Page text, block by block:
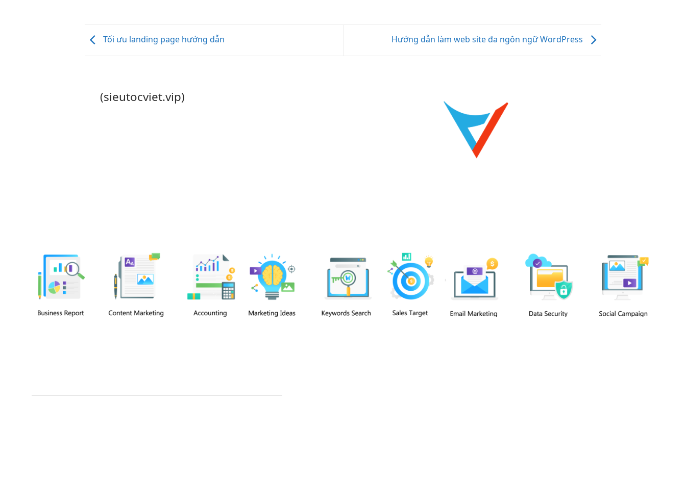
Tối ưu landing page hướng dẫn Hướng dẫn làm web site đa ngôn ngữ WordPress
(sieutocviet.vip)